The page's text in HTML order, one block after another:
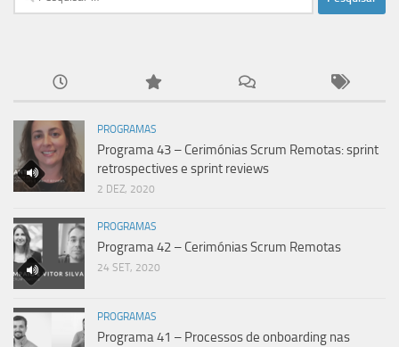
por:
PROGRAMAS
Programa 43 – Cerimónias Scrum Remotas: sprint
retrospectives e sprint reviews
2 DEZ, 2020
PROGRAMAS
Programa 42 – Cerimónias Scrum Remotas
24 SET, 2020
PROGRAMAS
Programa 41 – Processos de onboarding nas